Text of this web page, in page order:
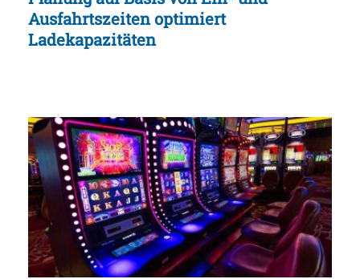
Ausfahrtszeiten optimiert
Ladekapazitäten